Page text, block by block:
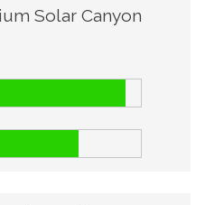
Solar Canyon